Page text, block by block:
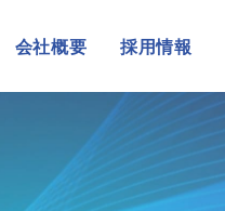
会社概要 採用情報